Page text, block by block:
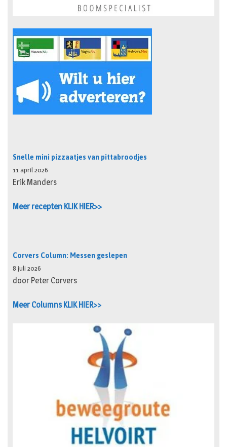
Snelle mini pizzaatjes van pittabroodjes
11 april 2026
Erik Manders
Meer recepten KLIK HIER>>
Corvers Column: Messen geslepen
8 juli 2026
door Peter Corvers
Meer Columns KLIK HIER>>